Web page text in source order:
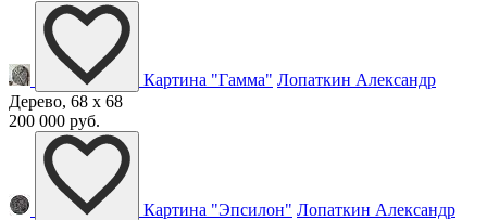
Картина "Гамма" Лопаткин Александр
Дерево, 68 x 68
200 000 руб.
Картина "Эпсилон" Лопаткин Александр